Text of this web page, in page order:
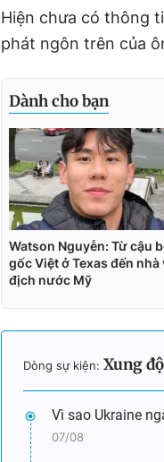
Hiện chưa có thông
phát ngôn trên của
Dòng sự kiện: Xung
Vì sao Ukraine
07/08